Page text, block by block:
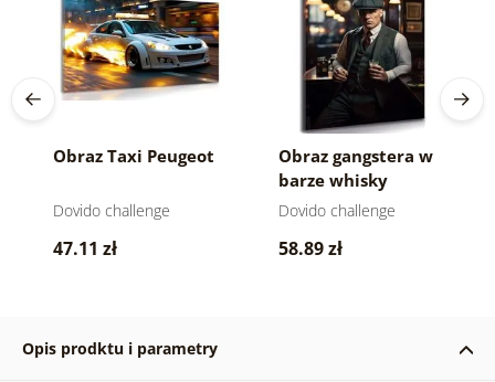
Obraz Taxi Peugeot
Dovido challenge
47.11 zł
Obraz gangstera w
barze whisky
Dovido challenge
58.89 zł
Opis prodktu i parametry